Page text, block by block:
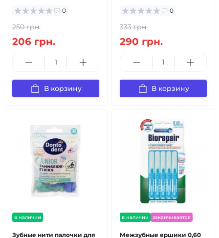
0
250 грн.
206 грн.
В корзину
0
333 грн.
290 грн.
В корзину
в наличии
Зубные нити палочки для
в наличии заканчивается
Межзубные ершики 0,60